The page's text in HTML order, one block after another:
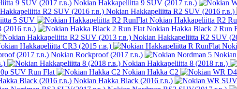
Nokian Hakkapeliitta 9 SUV (2017 г.в.)
Nokian Hakkapeliitta R2 SUV (2016 г.в.)
5 SUV Nokian Hakkapeliitta R2
г.в.) Nokian Hakka Black 2 Run
Nokian Hakkapeliitta R2 SUV
Hakkapeliitta CR3 (2015 г.в.)
Nokian Rockproof (2017 г.в.)
Nokian Hakkapeliitta 8 (2018 г.в.)
SUV Run Flat
Nokian Hakka C2
Nokian Hakka Black (2016 г.в.)